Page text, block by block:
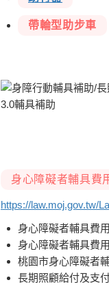
帶輪型助步車
身心障礙者輔具費
https://law.moj.gov.tw/
身心障礙者輔具費
身心障礙者輔具費
桃園市身心障礙者
長期照顧給付及支